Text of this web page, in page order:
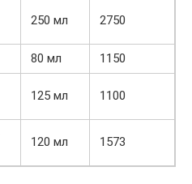
250 мл 2750
80 мл
1150
125 мл 1100
120 мл 1573